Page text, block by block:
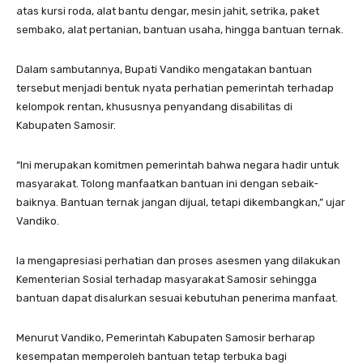
atas kursi roda, alat bantu dengar, mesin jahit, setrika, paket
sembako, alat pertanian, bantuan usaha, hingga bantuan ternak.
Dalam sambutannya, Bupati Vandiko mengatakan bantuan
tersebut menjadi bentuk nyata perhatian pemerintah terhadap
kelompok rentan, khususnya penyandang disabilitas di
Kabupaten Samosir.
“Ini merupakan komitmen pemerintah bahwa negara hadir untuk
masyarakat. Tolong manfaatkan bantuan ini dengan sebaik-
baiknya. Bantuan ternak jangan dijual, tetapi dikembangkan,” ujar
Vandiko.
Ia mengapresiasi perhatian dan proses asesmen yang dilakukan
Kementerian Sosial terhadap masyarakat Samosir sehingga
bantuan dapat disalurkan sesuai kebutuhan penerima manfaat.
Menurut Vandiko, Pemerintah Kabupaten Samosir berharap
kesempatan memperoleh bantuan tetap terbuka bagi